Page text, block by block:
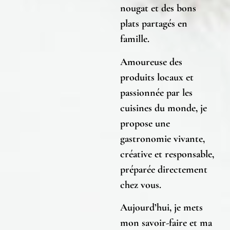
nougat et des bons
plats partagés en
famille.
Amoureuse des
produits locaux et
passionnée par les
cuisines du monde, je
propose une
gastronomie vivante,
créative et responsable,
préparée directement
chez vous.
Aujourd’hui, je mets
mon savoir-faire et ma